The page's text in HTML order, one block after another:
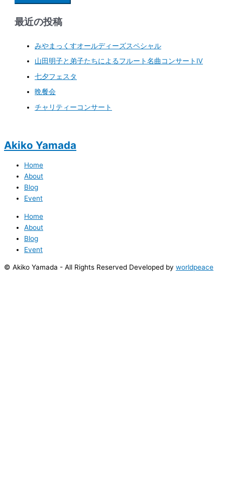
最近の投稿
みやまっくすオールディーズスペシャル
山田明子と弟子たちによるフルート名曲コンサートⅣ
七夕フェスタ
晩餐会
チャリティーコンサート
Akiko Yamada
Home
About
Blog
Event
Home
About
Blog
Event
© Akiko Yamada - All Rights Reserved Developed by worldpeace